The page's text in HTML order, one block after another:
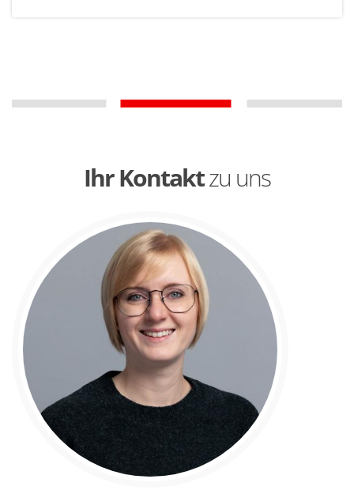
Ihr Kontaktzu uns